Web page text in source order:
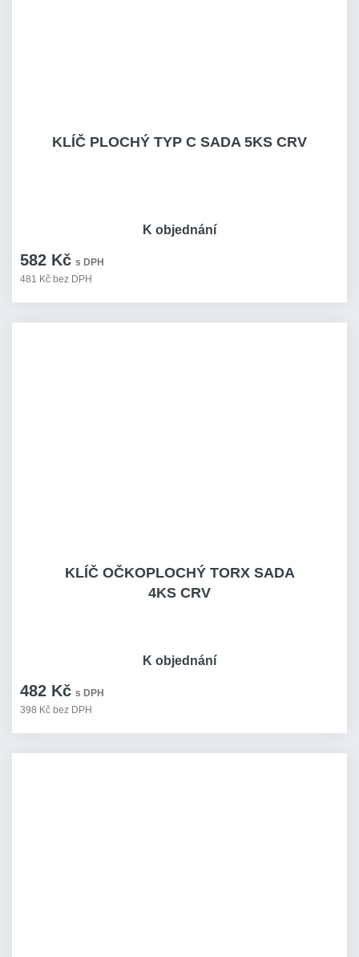
KLÍČ PLOCHÝ TYP C SADA 5KS CRV
582 Kč s DPH
481 Kč bez DPH
K objednání
KLÍČ OČKOPLOCHÝ TORX SADA
4KS CRV
482 Kč s DPH
398 Kč bez DPH
K objednání